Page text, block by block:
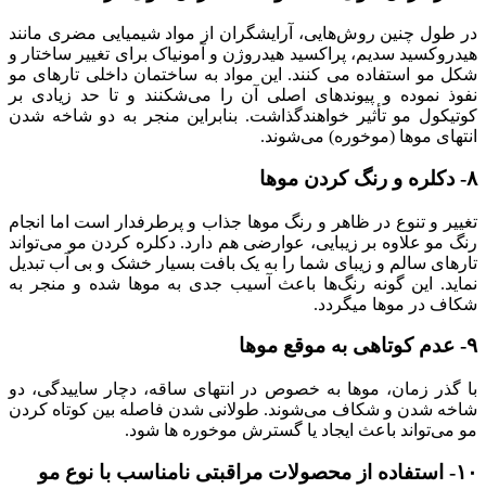
در طول چنین روش‌هایی، آرایشگران از مواد شیمیایی مضری مانند
هیدروکسید سدیم، پراکسید هیدروژن و آمونیاک برای تغییر ساختار و
شکل مو استفاده می کنند. این مواد به ساختمان داخلی تارهای مو
نفوذ نموده و پیوندهای اصلی آن را می‌شکنند و تا حد زیادی بر
کوتیکول مو تأثیر خواهندگذاشت. بنابراین منجر به دو شاخه شدن
انتهای موها (موخوره) می‌شوند.
۸- دکلره و رنگ کردن موها
تغییر و تنوع در ظاهر و رنگ موها جذاب و پرطرفدار است اما انجام
رنگ مو علاوه بر زیبایی، عوارضی هم دارد. دکلره کردن مو می‌تواند
تارهای سالم و زیبای شما را به یک بافت بسیار خشک و بی آب تبدیل
نماید. این گونه رنگ‌ها باعث آسیب جدی به موها شده و منجر به
شکاف در موها میگردد.
۹- عدم کوتاهی به موقع موها
با گذر زمان، موها به خصوص در انتهای ساقه، دچار ساییدگی، دو
شاخه شدن و شکاف می‌شوند. طولانی شدن فاصله بین کوتاه کردن
مو می‌تواند باعث ایجاد یا گسترش موخوره ها شود.
۱۰- استفاده از محصولات مراقبتی نامناسب با نوع مو